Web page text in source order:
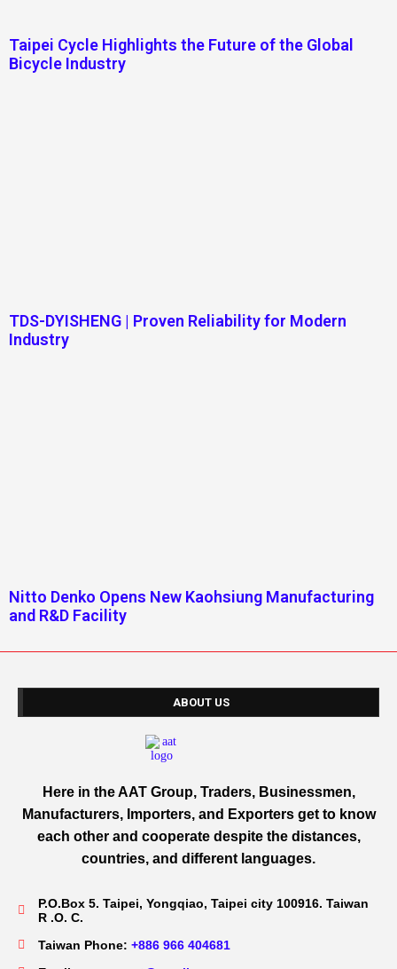
Taipei Cycle Highlights the Future of the Global
Bicycle Industry
TDS-DYISHENG | Proven Reliability for Modern
Industry
Nitto Denko Opens New Kaohsiung Manufacturing
and R&D Facility
ABOUT US
Here in the AAT Group, Traders, Businessmen,
Manufacturers, Importers, and Exporters get to know
each other and cooperate despite the distances,
countries, and different languages.
P.O.Box 5. Taipei, Yongqiao, Taipei city 100916. Taiwan
R .O. C.
Taiwan Phone: +886 966 404681